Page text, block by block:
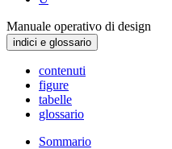
Manuale operativo di design
indici e glossario
contenuti
figure
tabelle
glossario
Sommario